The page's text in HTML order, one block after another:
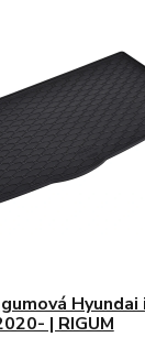
Hyundai
| RIGUM